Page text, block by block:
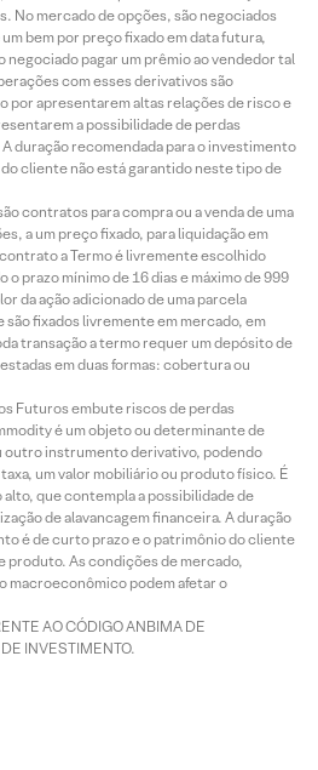
No mercado de opções, são negociados
bem por preço fixado em data futura,
pagar um prêmio ao vendedor tal
com esses derivativos são
por apresentarem altas relações de risco e
a possibilidade de perdas
duração recomendada para o investimento
cliente não está garantido neste tipo de
contratos para compra ou a venda de uma
a um preço fixado, para liquidação em
a Termo é livremente escolhido
prazo mínimo de 16 dias e máximo de 999
da ação adicionado de uma parcela
fixados livremente em mercado, em
transação a termo requer um depósito de
em duas formas: cobertura ou
Futuros embute riscos de perdas
é um objeto ou determinante de
instrumento derivativo, podendo
um valor mobiliário ou produto físico. É
que contempla a possibilidade de
de alavancagem financeira. A duração
é de curto prazo e o patrimônio do cliente
produto. As condições de mercado,
macroeconômico podem afetar o
AO CÓDIGO ANBIMA DE
INVESTIMENTO.